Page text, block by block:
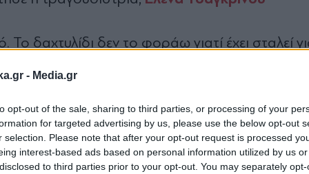
- Media.gr
opt-out of the sale, sharing to third parties, or processing of your
for targeted advertising by us, please use the below opt-out
selection. Please note that after your opt-out request is processed
interest-based ads based on personal information utilized by us
to third parties prior to your opt-out. You may separately
δαχτυλίδι δεν το φοράω γιατί έχει σταλεί
ένα στρας. Η πρόταση γάμου έγινε σε ένα
την κάναμε σαν να ήμαστε μια παρέα»
Τσαγκρινού. Το ζευγάρι μετρά πλέον